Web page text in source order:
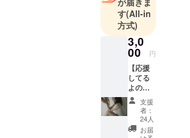
70以上の公
演に立つ。
今は日本を
拠点に移
し、ダン
サーとして
舞台に立ち
続けながら
「日常に
アートを」
す(All-in
方式)
3,0
00 円
【応援
してる
よのリ
ター
ン】 応
援して
るよー
支援
者：
24人
お届